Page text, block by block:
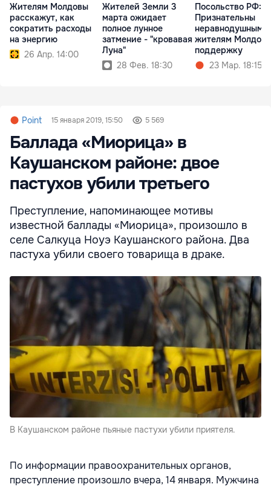
Жителям Молдовы
расскажут, как
сократить расходы
на энергию
26 Апр. 14:00
Жителей Земли 3
марта ожидает
полное лунное
затмение - "кровавая
Луна"
28 Фев. 18:30
Посольство РФ:
Признательны
неравнодушным
жителям
поддержку
23 Мар. 18:15
Point 15 января 2019, 15:50 5 569
Баллада «Миорица» в
Каушанском районе: двое
пастухов убили третьего
Преступление, напоминающее мотивы
известной баллады «Миорица», произошло в
селе Салкуца Ноуэ Каушанского района. Два
пастуха убили своего товарища в драке.
В Каушанском районе пьяные пастухи убили приятеля.
По информации правоохранительных органов,
преступление произошло вчера, 14 января. Мужчина